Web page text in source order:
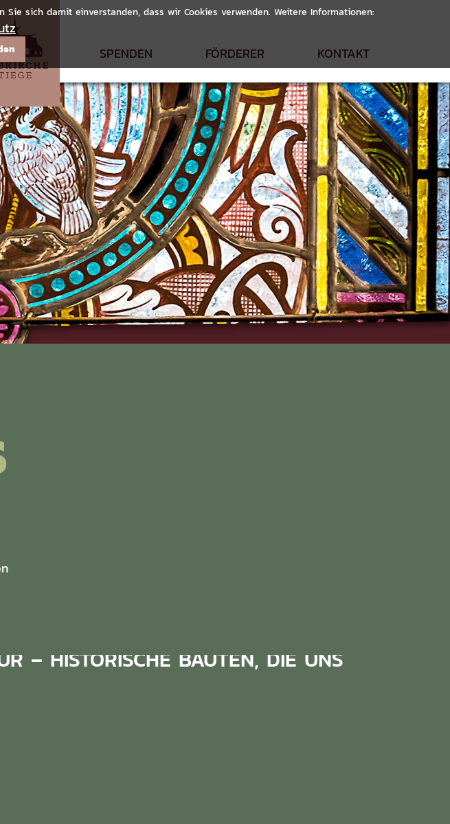
sich damit einverstanden, dass wir Cookies verwenden. Weitere Informationen:
SPENDEN FÖRDERER KONTAKT
– HISTORISCHE BAUTEN, DIE UNS